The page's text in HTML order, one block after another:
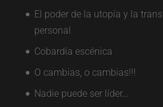
El poder de la utopía y la
personal
Cobardía escénica
O cambias, o cambias!!!
Nadie puede ser líder…